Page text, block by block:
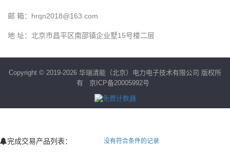
邮 箱：hrqn2018@163.com
地 址：北京市昌平区南邵镇企业墅15号楼二层
Copyright © 2019-2026 华瑞清能（北京）电力电子技术有限公司 版权所
有 京ICP备20005992号
完成交易产品列表： 没有符合条件的记录